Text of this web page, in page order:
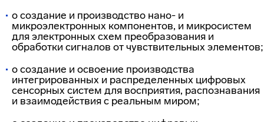
o создание и производство нано- и
микроэлектронных компонентов, и микросистем
для электронных схем преобразования и
обработки сигналов от чувствительных элементов;
o создание и освоение производства
интегрированных и распределенных цифровых
сенсорных систем для восприятия, распознавания
и взаимодействия с реальным миром;